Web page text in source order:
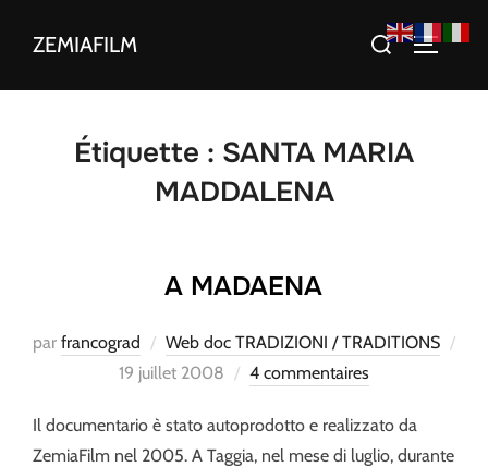
ZEMIAFILM Rechercher :
Étiquette : SANTA MARIA
MADDALENA
A MADAENA
par francograd
Web doc TRADIZIONI / TRADITIONS
Publié
19 juillet 2008 4 commentaires
Il documentario è stato autoprodotto e realizzato da
ZemiaFilm nel 2005. A Taggia, nel mese di luglio, durante